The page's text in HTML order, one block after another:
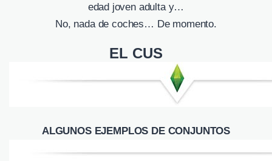
edad joven adulta y…
No, nada de coches… De momento.
EL CUS
ALGUNOS EJEMPLOS DE CONJUNTOS